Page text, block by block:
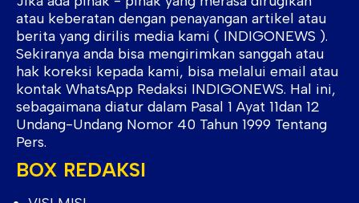
atau keberatan dengan penayangan artikel atau
berita yang dirilis media kami ( INDIGONEWS ).
Sekiranya anda bisa mengirimkan sanggah atau
hak koreksi kepada kami, bisa melalui email atau
kontak WhatsApp Redaksi INDIGONEWS. Hal ini,
sebagaimana diatur dalam Pasal 1 Ayat 11dan 12
Undang-Undang Nomor 40 Tahun 1999 Tentang
Pers.
BOX REDAKSI